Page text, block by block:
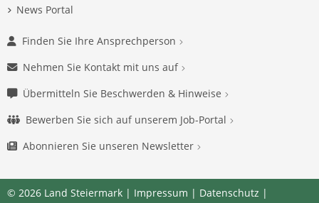
News Portal
Finden Sie Ihre Ansprechperson
Nehmen Sie Kontakt mit uns auf
Übermitteln Sie Beschwerden & Hinweise
Bewerben Sie sich auf unserem Job-Portal
Abonnieren Sie unseren Newsletter
© 2026 Land Steiermark | Impressum | Datenschutz |